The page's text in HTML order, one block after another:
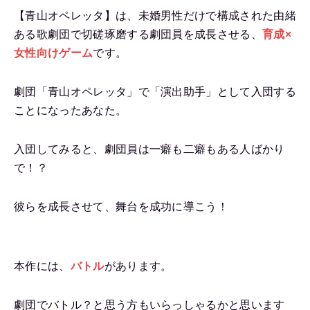
【青山オペレッタ】は、未婚男性だけで構成された由緒
ある歌劇団で切磋琢磨する劇団員を成長させる、育成×
女性向けゲームです。
劇団「青山オペレッタ」で「演出助手」として入団する
ことになったあなた。
入団してみると、劇団員は一癖も二癖もある人ばかり
で！？
彼らを成長させて、舞台を成功に導こう！
本作には、 バトルがあります。
劇団でバトル？と思う方もいらっしゃるかと思います